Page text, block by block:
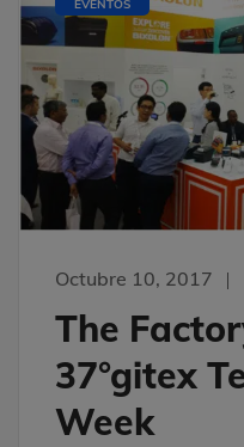
EVENTOS
Octubre 10, 2017
The
37°gitex
Week